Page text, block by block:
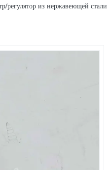
регулятор из нержавеющей стали